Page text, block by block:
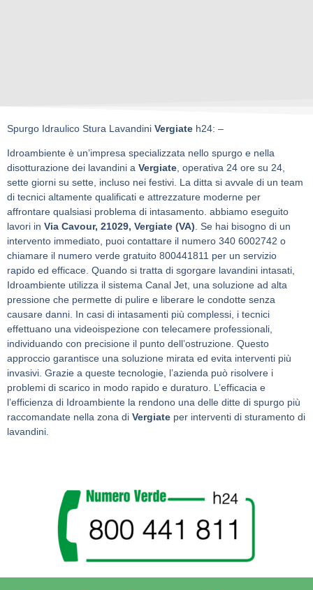
Spurgo Idraulico Stura Lavandini Vergiate h24: –
Idroambiente è un’impresa specializzata nello spurgo e nella
disotturazione dei lavandini a Vergiate, operativa 24 ore su 24,
sette giorni su sette, incluso nei festivi. La ditta si avvale di un team
di tecnici altamente qualificati e attrezzature moderne per
affrontare qualsiasi problema di intasamento. abbiamo eseguito
lavori in Via Cavour, 21029, Vergiate (VA). Se hai bisogno di un
intervento immediato, puoi contattare il numero 340 6002742 o
chiamare il numero verde gratuito 800441811 per un servizio
rapido ed efficace. Quando si tratta di sgorgare lavandini intasati,
Idroambiente utilizza il sistema Canal Jet, una soluzione ad alta
pressione che permette di pulire e liberare le condotte senza
causare danni. In casi di intasamenti più complessi, i tecnici
effettuano una videoispezione con telecamere professionali,
individuando con precisione il punto dell’ostruzione. Questo
approccio garantisce una soluzione mirata ed evita interventi più
invasivi. Grazie a queste tecnologie, l’azienda può risolvere i
problemi di scarico in modo rapido e duraturo. L’efficacia e
l’efficienza di Idroambiente la rendono una delle ditte di spurgo più
raccomandate nella zona di Vergiate per interventi di sturamento di
lavandini.